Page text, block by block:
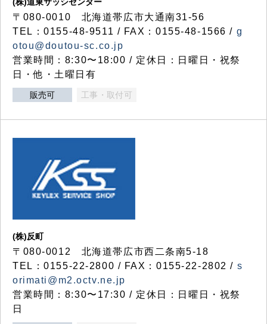
〒080-0010 北海道帯広市大通南31-56
TEL：0155-48-9511 / FAX：0155-48-1566 / g
otou@doutou-sc.co.jp
営業時間：8:30〜18:00 / 定休日：日曜日・祝祭
日・他・土曜日有
販売可 工事・取付可
(株)反町
〒080-0012 北海道帯広市西二条南5-18
TEL：0155-22-2800 / FAX：0155-22-2802 / s
orimati@m2.octv.ne.jp
営業時間：8:30〜17:30 / 定休日：日曜日・祝祭
日